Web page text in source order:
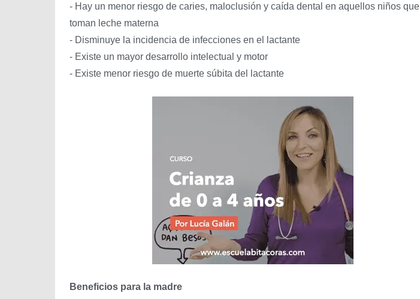
- Hay un menor riesgo de caries, maloclusión y caída dental en aquellos niños que
toman leche materna
- Disminuye la incidencia de infecciones en el lactante
- Existe un mayor desarrollo intelectual y motor
- Existe menor riesgo de muerte súbita del lactante
Beneficios para la madre